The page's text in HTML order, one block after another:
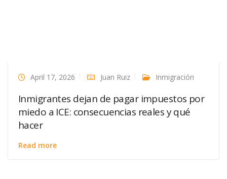
April 17, 2026 Juan Ruiz Inmigración
Inmigrantes dejan de pagar impuestos por
miedo a ICE: consecuencias reales y qué
hacer
Read more